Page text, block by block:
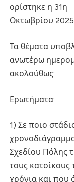
ορίστηκε η 31η
Οκτωβρίου
Τα θέματα
ανωτέρω
ακολούθως:
Ερωτήματα:
1) Σε ποιο
Σχεδίου Πόλης
τους
χρόνια και που